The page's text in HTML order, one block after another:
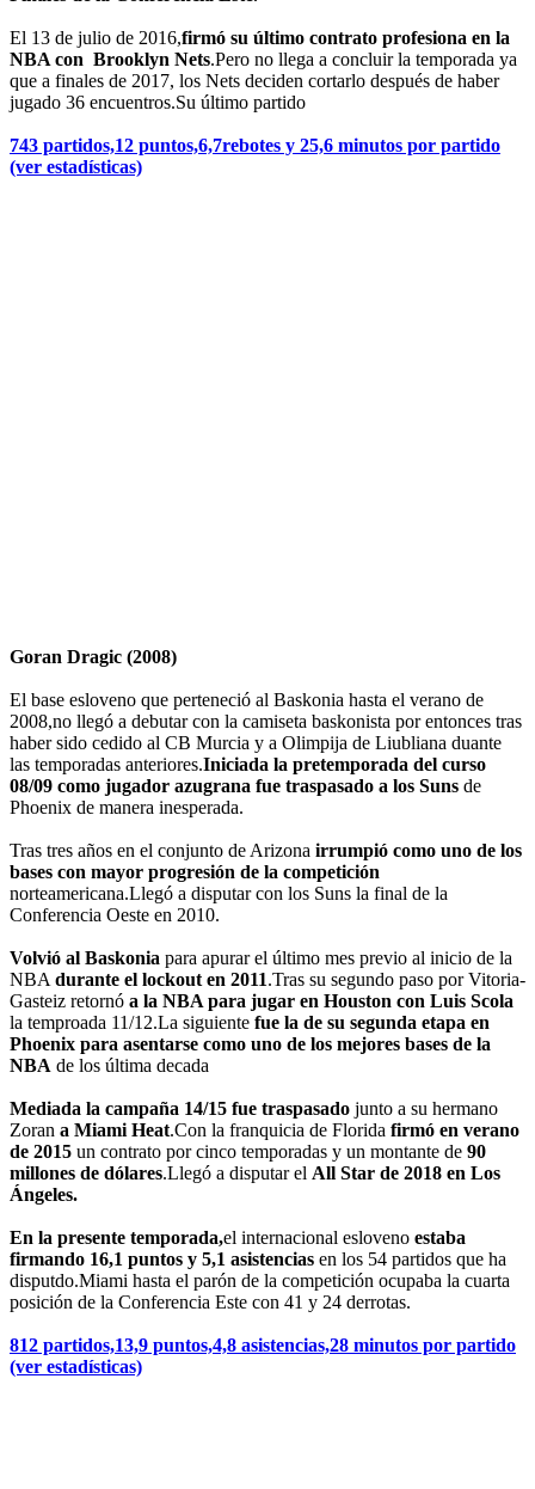
El 13 de julio de 2016,firmó su último contrato profesiona en la
NBA con Brooklyn Nets.Pero no llega a concluir la temporada ya
que a finales de 2017, los Nets deciden cortarlo después de haber
jugado 36 encuentros.Su último partido
743 partidos,12 puntos,6,7rebotes y 25,6 minutos por partido
(ver estadísticas)
Goran Dragic (2008)
El base esloveno que perteneció al Baskonia hasta el verano de
2008,no llegó a debutar con la camiseta baskonista por entonces tras
haber sido cedido al CB Murcia y a Olimpija de Liubliana duante
las temporadas anteriores.Iniciada la pretemporada del curso
08/09 como jugador azugrana fue traspasado a los Suns de
Phoenix de manera inesperada.
Tras tres años en el conjunto de Arizona irrumpió como uno de los
bases con mayor progresión de la competición
norteamericana.Llegó a disputar con los Suns la final de la
Conferencia Oeste en 2010.
Volvió al Baskonia para apurar el último mes previo al inicio de la
NBA durante el lockout en 2011.Tras su segundo paso por Vitoria-
Gasteiz retornó a la NBA para jugar en Houston con Luis Scola
la temproada 11/12.La siguiente fue la de su segunda etapa en
Phoenix para asentarse como uno de los mejores bases de la
NBA de los última decada
Mediada la campaña 14/15 fue traspasado junto a su hermano
Zoran a Miami Heat.Con la franquicia de Florida firmó en verano
de 2015 un contrato por cinco temporadas y un montante de 90
millones de dólares.Llegó a disputar el All Star de 2018 en Los
Ángeles.
En la presente temporada,el internacional esloveno estaba
firmando 16,1 puntos y 5,1 asistencias en los 54 partidos que ha
disputdo.Miami hasta el parón de la competición ocupaba la cuarta
posición de la Conferencia Este con 41 y 24 derrotas.
812 partidos,13,9 puntos,4,8 asistencias,28 minutos por partido
(ver estadísticas)